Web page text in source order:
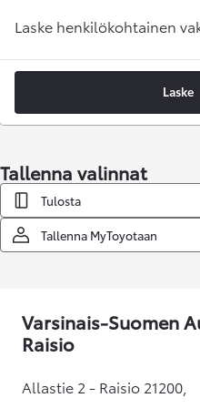
Laske henkilökohtainen
Laske
Tallenna valinnat
Tulosta
Tallenna MyToyotaan
Varsinais-Suomen
Raisio
Allastie 2 - Raisio 21200,